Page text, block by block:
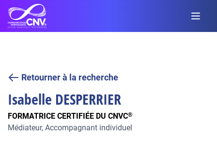
Retourner à la recherche
Isabelle DESPERRIER
FORMATRICE CERTIFIÉE DU CNVC®
Médiateur, Accompagnant individuel